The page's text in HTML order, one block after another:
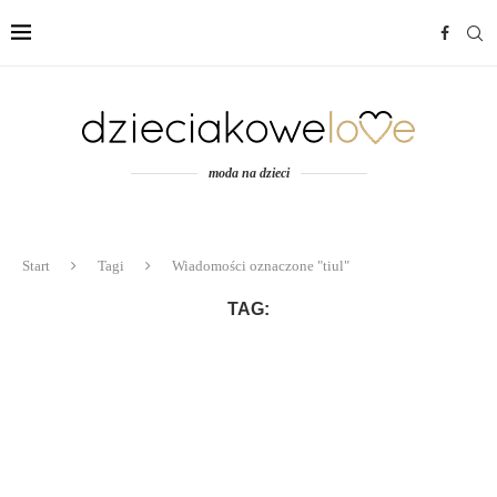
moda na dzieci
Start Tagi Wiadomości oznaczone "tiul"
TAG: